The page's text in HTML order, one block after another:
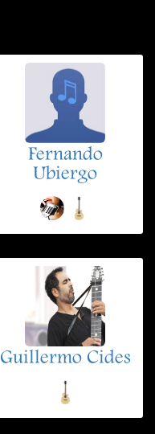
Fernando
Ubiergo
Guillermo Cides